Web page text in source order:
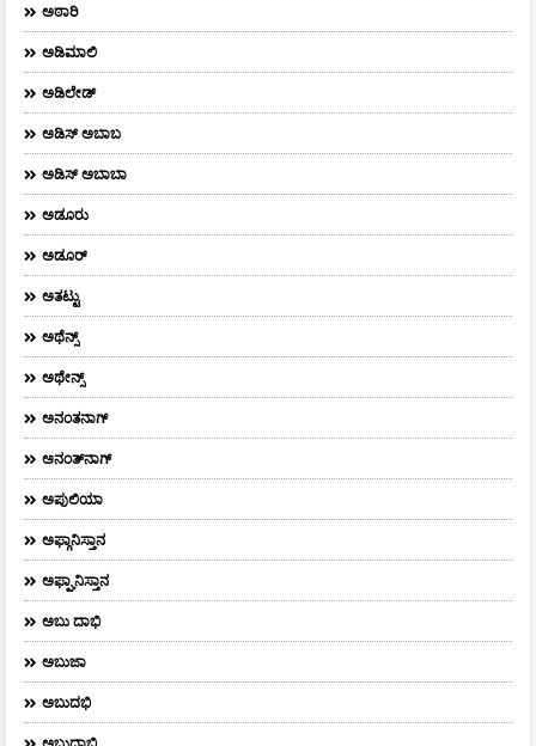
ಅಠಾರಿ
ಅಡಿಮಾಲಿ
ಅಡಿಲೇಡ್
ಅಡಿಸ್ ಅಬಾಬ
ಅಡಿಸ್ ಅಬಾಬಾ
ಅಡೂರು
ಅಡೂರ್
ಅತಟ್ಟು
ಅಥೆನ್ಸ್
ಅಥೇನ್ಸ್‌
ಅನಂತನಾಗ್
ಅನಂತ್‌ನಾಗ್‌
ಅಪುಲಿಯಾ
ಅಫ್ಗಾನಿಸ್ತಾನ
ಅಫ್ಘಾನಿಸ್ತಾನ
ಅಬು ದಾಭಿ
ಅಬುಜಾ
ಅಬುದಭಿ